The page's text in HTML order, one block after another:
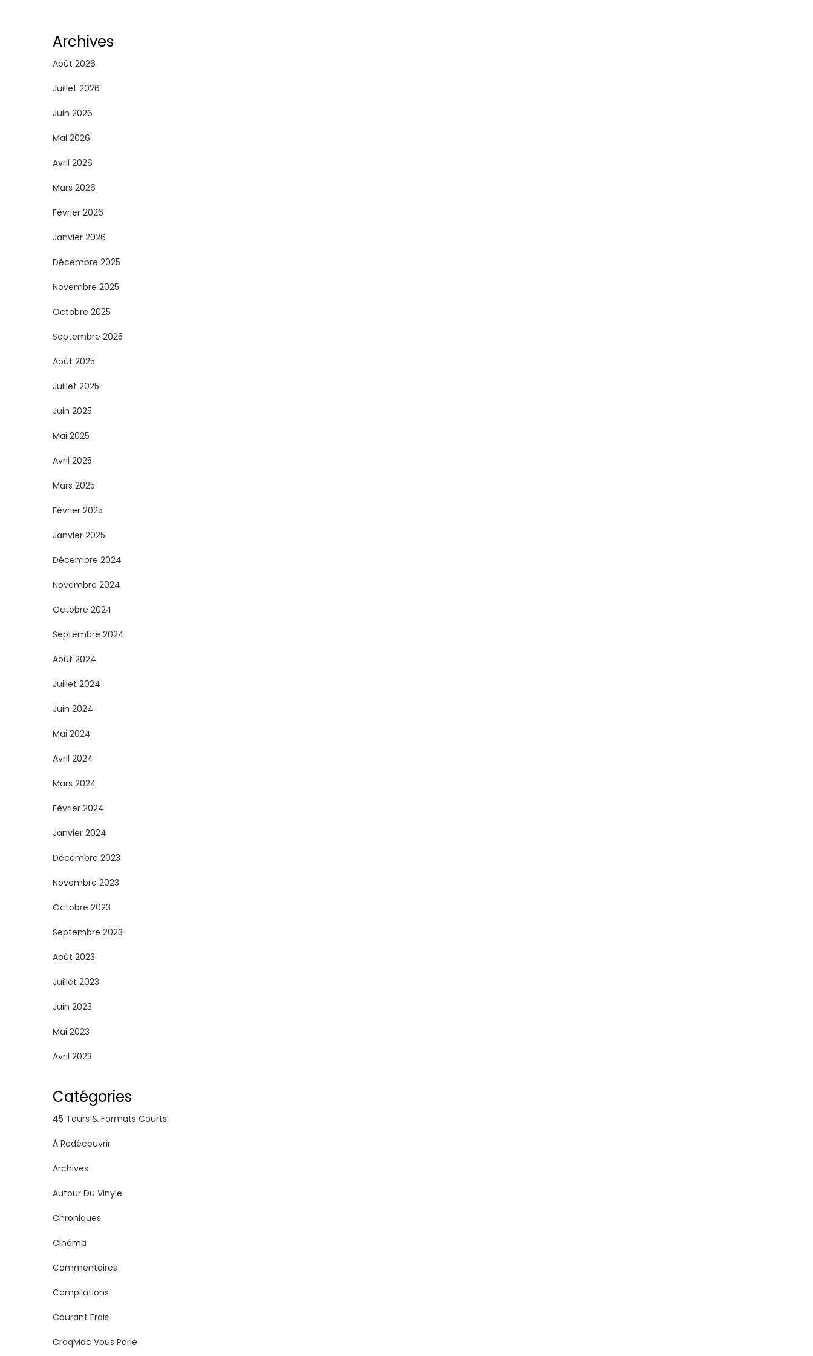
i
n
a
t
i
o
n
d
e
s
p
u
b
l
i
c
a
t
i
o
n
s
Archives
Août 2026
Juillet 2026
Juin 2026
Mai 2026
Avril 2026
Mars 2026
Février 2026
Janvier 2026
Décembre 2025
Novembre 2025
Octobre 2025
Septembre 2025
Août 2025
Juillet 2025
Juin 2025
Mai 2025
Avril 2025
Mars 2025
Février 2025
Janvier 2025
Décembre 2024
Novembre 2024
Octobre 2024
Septembre 2024
Août 2024
Juillet 2024
Juin 2024
Mai 2024
Avril 2024
Mars 2024
Février 2024
Janvier 2024
Décembre 2023
Novembre 2023
Octobre 2023
Septembre 2023
Août 2023
Juillet 2023
Juin 2023
Mai 2023
Avril 2023
Catégories
45 Tours & Formats Courts
À Redécouvrir
Archives
Autour Du Vinyle
Chroniques
Cinéma
Commentaires
Compilations
Courant Frais
CroqMac Vous Parle